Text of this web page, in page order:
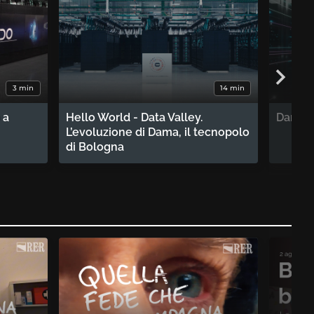
3 min
a
14 min
Hello World - Data Valley.
L’evoluzione di Dama, il tecnopolo
di Bologna